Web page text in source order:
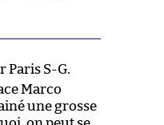
Paris S-G.
Marco
une grosse